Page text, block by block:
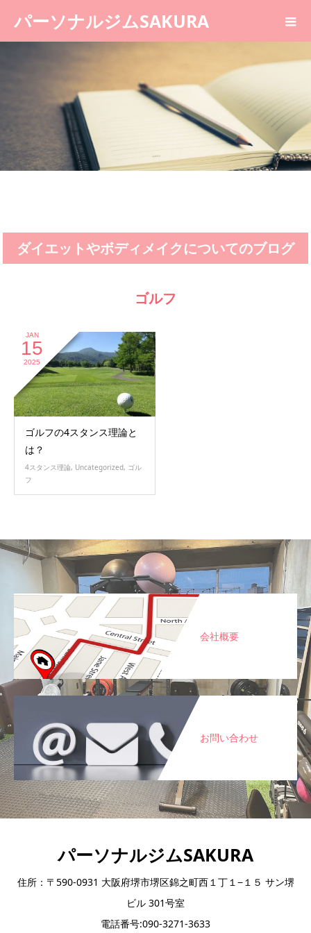
パーソナルジムSAKURA
ダイエットやボディメイクについてのブログ
ゴルフ
JAN
15
2025
ゴルフの4スタンス理論と
は？
4スタンス理論, Uncategorized, ゴル
フ
会社概要
お問い合わせ
パーソナルジムSAKURA
住所：〒590-0931 大阪府堺市堺区錦之町西１丁１−１５ サン堺
ビル 301号室
電話番号:090-3271-3633